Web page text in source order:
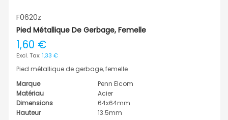
F0620z
Pied Métallique De Gerbage, Femelle
1,60 €
1,33 €
Pied métallique de gerbage, femelle
Marque
Penn Elcom
Matériau
Acier
Dimensions
64x64mm
Hauteur
13.5mm